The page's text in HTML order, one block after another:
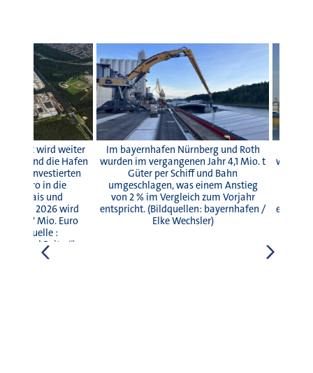
selbst wird weiter
und die Hafen
investierten
Euro in die
wie Kais und
für 2026 wird
7 Mio. Euro
(Bildquelle :
Daniel Reiter“)
Im bayernhafen Nürnberg und Roth
wurden im vergangenen Jahr 4,1 Mio. t
Güter per Schiff und Bahn
umgeschlagen, was einem Anstieg
von 2 % im Vergleich zum Vorjahr
entspricht. (Bildquellen: bayernhafen /
Elke Wechsler)
wurden